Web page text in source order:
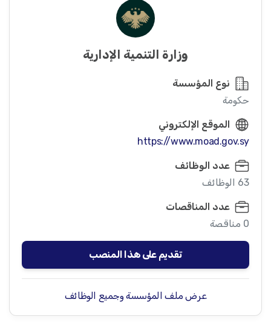
وزارة التنمية الإدارية
نوع المؤسسة
حكومة
الموقع الإلكتروني
https://www.moad.gov.sy
عدد الوظائف
63 الوظائف
عدد المناقصات
0 مناقصة
تقديم على هذا المنصب
عرض ملف المؤسسة وجميع الوظائف